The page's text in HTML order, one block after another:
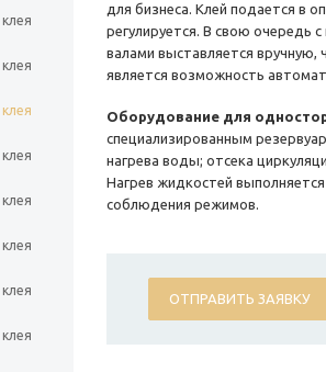
для бизнеса. Клей подается в
регулируется. В свою очередь
валами выставляется
является возможность
Оборудование для
специализированным
нагрева воды; отсека
Нагрев жидкостей
соблюдения режимов.
ОТПРАВИТЬ ЗАЯВКУ